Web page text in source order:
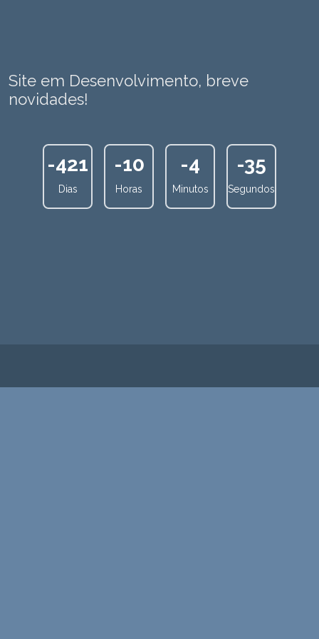
Site em Desenvolvimento, breve
novidades!
-421
Dias
-10
Horas
-4
Minutos
-35
Segundos